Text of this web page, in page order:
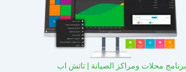
برنامج محلات ومراكز الصيانة | تاتش اب